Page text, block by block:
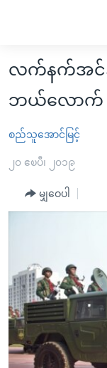
လွယ်ကူ
Link
များ
ကြည့်
ရန်
ပင်မ
အ
ညွန်း
စာမျက်နှာ
မူလစာမျက်နှာ
မြန်မာ
ကမ္ဘာ့သတင်းများ
တရုတ်
ရပ်ဝန်းတခု လမ်း
မကြေးမုံရဲ့ အင်္ဂလိပ်
ရုပ်ရှင်ထဲက အင်္ဂလိပ်
သုတပဒေသာ အင်္ဂ
ရေဒီယို
တီဗွီ
ရေဒီယိုနှင့်ရုပ်သံ အ
ရေဒီယို/တီဗွီအစီအစ
Learning English
လက်နက်အင်အ
ဘယ်လောက်
စည်သူအောင်မြင့်
၂၀ ဧၿပီ၊ ၂၀၁၉
မျှဝေပါ